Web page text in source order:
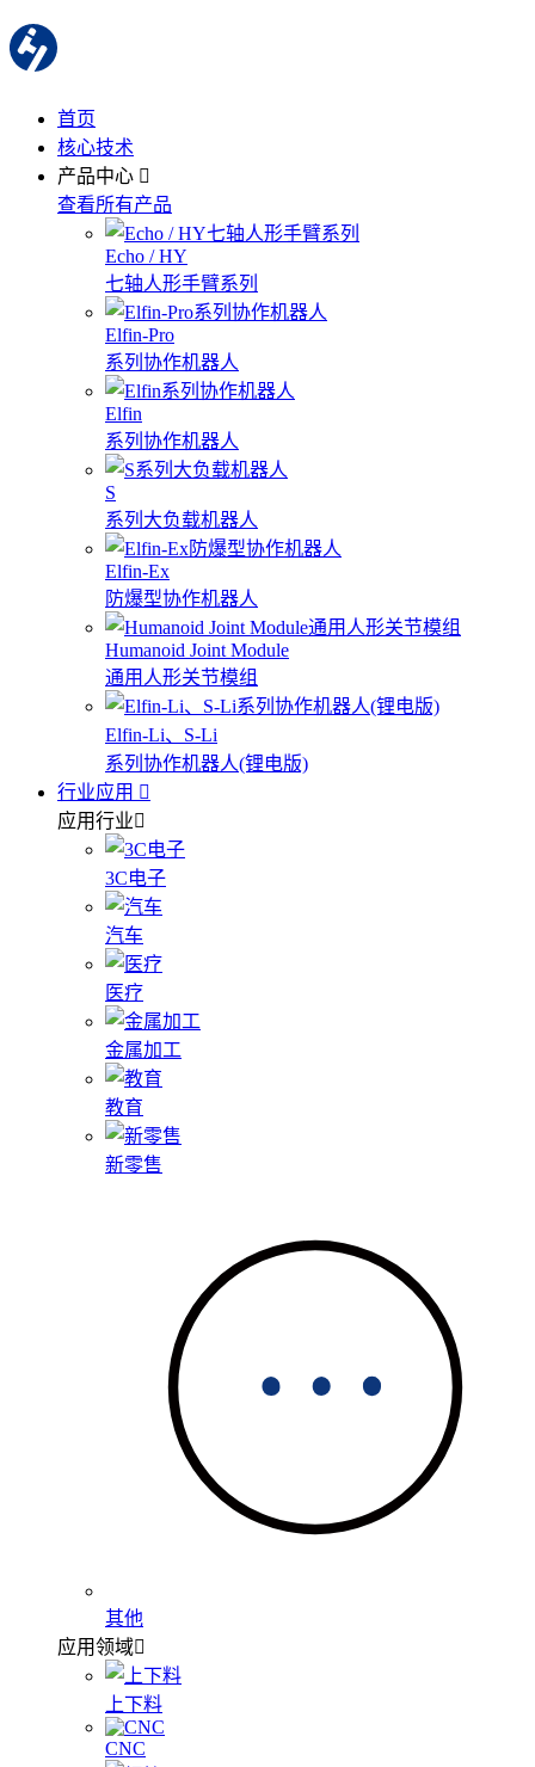
首页
核心技术
产品中心
查看所有产品
Echo / HY
七轴人形手臂系列
Elfin-Pro
系列协作机器人
Elfin
系列协作机器人
S
系列大负载机器人
Elfin-Ex
防爆型协作机器人
Humanoid Joint Module
通用人形关节模组
Elfin-Li、S-Li
系列协作机器人(锂电版)
行业应用
应用行业
3C电子
汽车
医疗
金属加工
教育
新零售
其他
应用领域
上下料
CNC